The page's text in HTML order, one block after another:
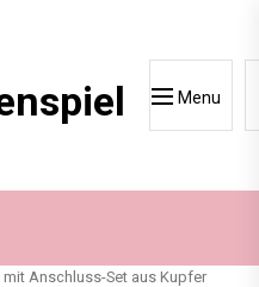
Menu
mit Anschluss-Set aus Kupfer